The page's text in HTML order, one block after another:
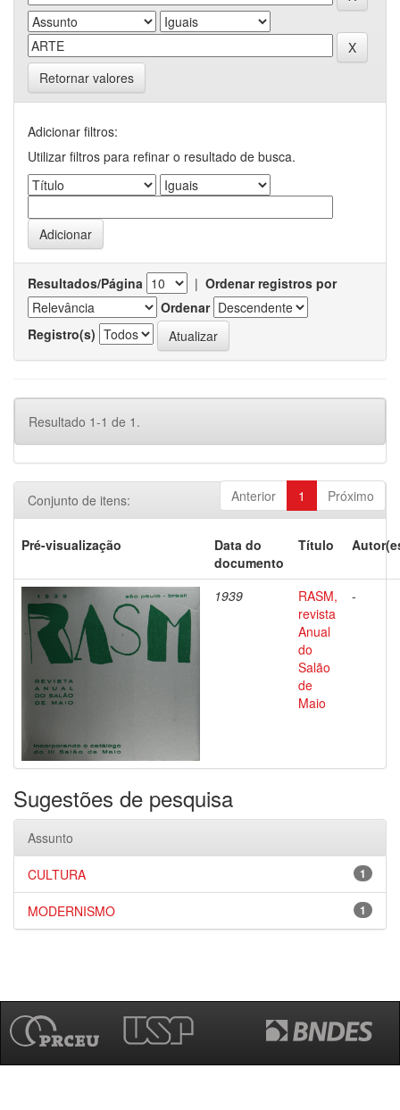
Retornar valores
Adicionar filtros:
Utilizar filtros para refinar o resultado de busca.
Resultados/Página | Ordenar registros por
Ordenar
Registro(s)
Resultado 1-1 de 1.
Anterior 1 Próximo
Conjunto de itens:
Pré-visualização
Data do
documento
Título
1939
RASM,
revista
Anual
do
Salão
de
Maio
-
Sugestões de pesquisa
Assunto
1
CULTURA
1
MODERNISMO